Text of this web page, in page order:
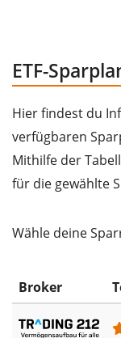
ETF-
Hier findest du
verfügbaren
Mithilfe der
für die gewählte
Wähle deine
Broker